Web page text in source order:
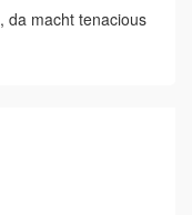
da macht tenacious